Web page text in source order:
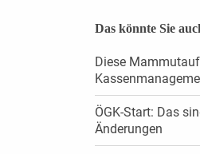
Das könnte Sie
Diese
ÖGK-Start: Das
Änderungen